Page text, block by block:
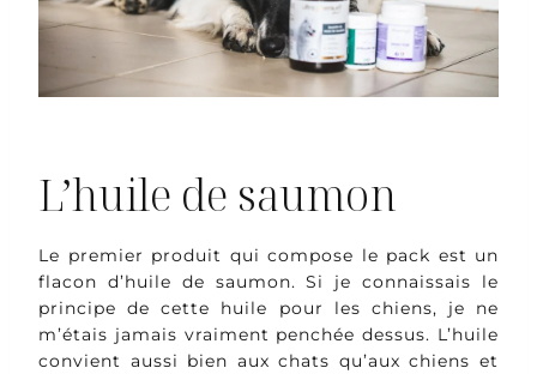
L’huile de saumon
Le premier produit qui compose le pack est un
flacon d’huile de saumon. Si je connaissais le
principe de cette huile pour les chiens, je ne
m’étais jamais vraiment penchée dessus. L’huile
convient aussi bien aux chats qu’aux chiens et